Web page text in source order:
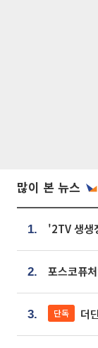
많이 본 뉴스
1.
2.
3. 단독 더딘